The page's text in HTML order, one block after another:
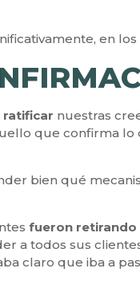
en los
ratificar nuestras
que confirma lo
bien qué
fueron retirando
a todos sus
claro que iba a